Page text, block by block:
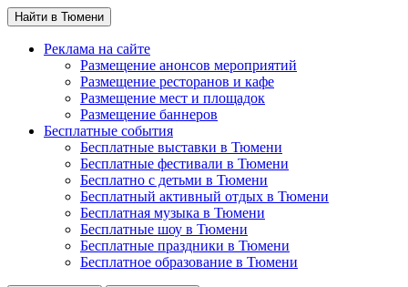
Найти в Тюмени
Реклама на сайте
Размещение анонсов мероприятий
Размещение ресторанов и кафе
Размещение мест и площадок
Размещение баннеров
Бесплатные события
Бесплатные выставки в Тюмени
Бесплатные фестивали в Тюмени
Бесплатно с детьми в Тюмени
Бесплатный активный отдых в Тюмени
Бесплатная музыка в Тюмени
Бесплатные шоу в Тюмени
Бесплатные праздники в Тюмени
Бесплатное образование в Тюмени